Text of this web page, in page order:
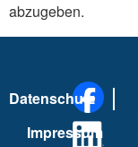
abzugeben.
Datenschutz
Impressum